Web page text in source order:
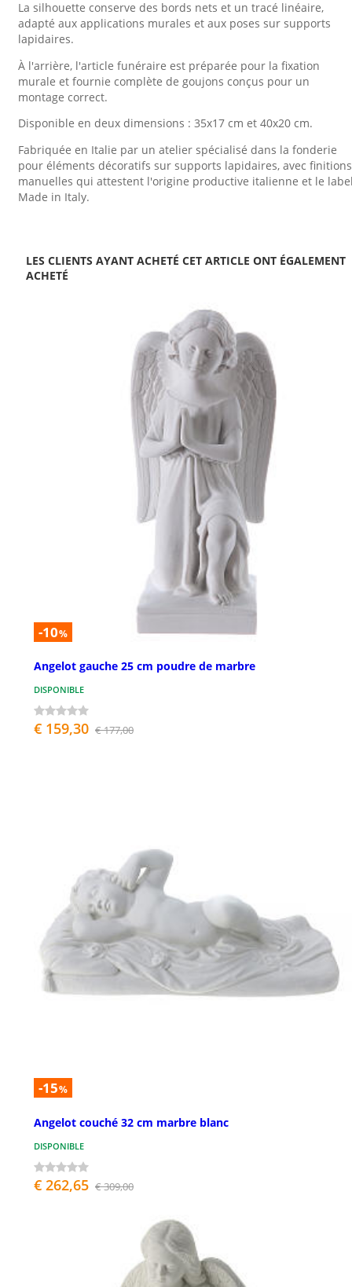
La silhouette conserve des bords nets et un tracé linéaire,
adapté aux applications murales et aux poses sur supports
lapidaires.
À l'arrière, l'article funéraire est préparée pour la fixation
murale et fournie complète de goujons conçus pour un
montage correct.
Disponible en deux dimensions : 35x17 cm et 40x20 cm.
Fabriquée en Italie par un atelier spécialisé dans la fonderie
pour éléments décoratifs sur supports lapidaires, avec finitions
manuelles qui attestent l'origine productive italienne et le
Made in Italy.
LES CLIENTS AYANT ACHETÉ CET ARTICLE ONT ÉGALEMENT
ACHETÉ
-10%
Angelot gauche 25 cm poudre de marbre
DISPONIBLE
€ 159,30 € 177,00
-15%
Angelot couché 32 cm marbre blanc
DISPONIBLE
€ 262,65 € 309,00